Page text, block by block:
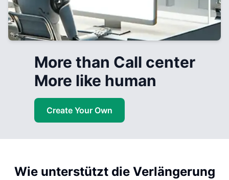
More than Call center
More like human
Create Your Own
Wie unterstützt die Verlängerung